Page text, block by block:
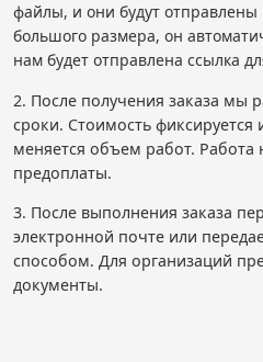
файлы, и они будут
большого размера, он
нам будет отправлена ссылка
2. После получения заказа мы
сроки. Стоимость фиксируется
меняется объем работ. Работа
предоплаты.
3. После выполнения заказа
электронной почте или
способом. Для организаций
документы.